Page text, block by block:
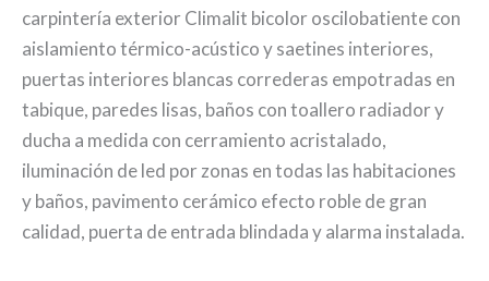
carpintería exterior Climalit bicolor oscilobatiente con
aislamiento térmico-acústico y saetines interiores,
puertas interiores blancas correderas empotradas en
tabique, paredes lisas, baños con toallero radiador y
ducha a medida con cerramiento acristalado,
iluminación de led por zonas en todas las habitaciones
y baños, pavimento cerámico efecto roble de gran
calidad, puerta de entrada blindada y alarma instalada.